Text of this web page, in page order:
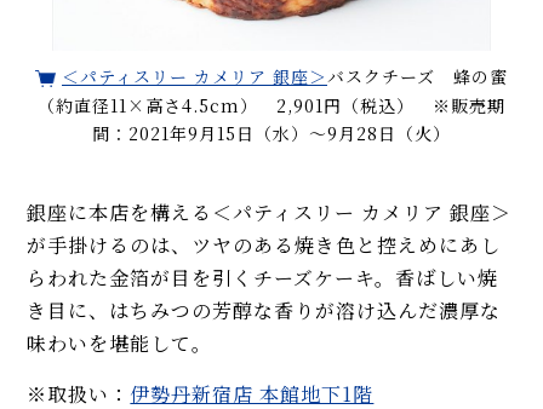
＜パティスリー カメリア 銀座＞バスクチーズ 蜂の蜜
（約直径11×高さ4.5cm） 2,901円（税込） ※販売期
間：2021年9月15日（水）～9月28日（火）
銀座に本店を構える＜パティスリー カメリア 銀座＞
が手掛けるのは、ツヤのある焼き色と控えめにあし
らわれた金箔が目を引くチーズケーキ。香ばしい焼
き目に、はちみつの芳醇な香りが溶け込んだ濃厚な
味わいを堪能して。
※取扱い： 伊勢丹新宿店 本館地下1階